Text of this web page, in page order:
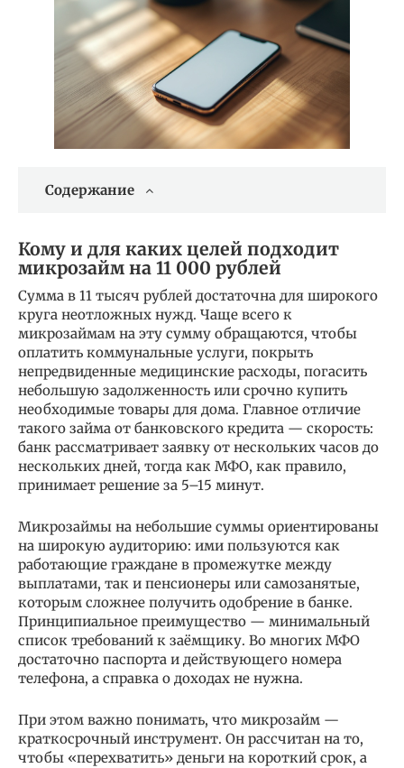
Содержание
Кому и для каких целей подходит
микрозайм на 11 000 рублей
Сумма в 11 тысяч рублей достаточна для широкого
круга неотложных нужд. Чаще всего к
микрозаймам на эту сумму обращаются, чтобы
оплатить коммунальные услуги, покрыть
непредвиденные медицинские расходы, погасить
небольшую задолженность или срочно купить
необходимые товары для дома. Главное отличие
такого займа от банковского кредита — скорость:
банк рассматривает заявку от нескольких часов до
нескольких дней, тогда как МФО, как правило,
принимает решение за 5–15 минут.
Микрозаймы на небольшие суммы ориентированы
на широкую аудиторию: ими пользуются как
работающие граждане в промежутке между
выплатами, так и пенсионеры или самозанятые,
которым сложнее получить одобрение в банке.
Принципиальное преимущество — минимальный
список требований к заёмщику. Во многих МФО
достаточно паспорта и действующего номера
телефона, а справка о доходах не нужна.
При этом важно понимать, что микрозайм —
краткосрочный инструмент. Он рассчитан на то,
чтобы «перехватить» деньги на короткий срок, а